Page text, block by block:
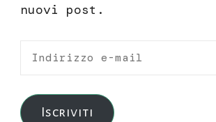
nuovi post.
Indirizzo
mail
Iscriviti